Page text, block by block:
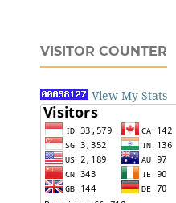
VISITOR COUNTER
View My Stats